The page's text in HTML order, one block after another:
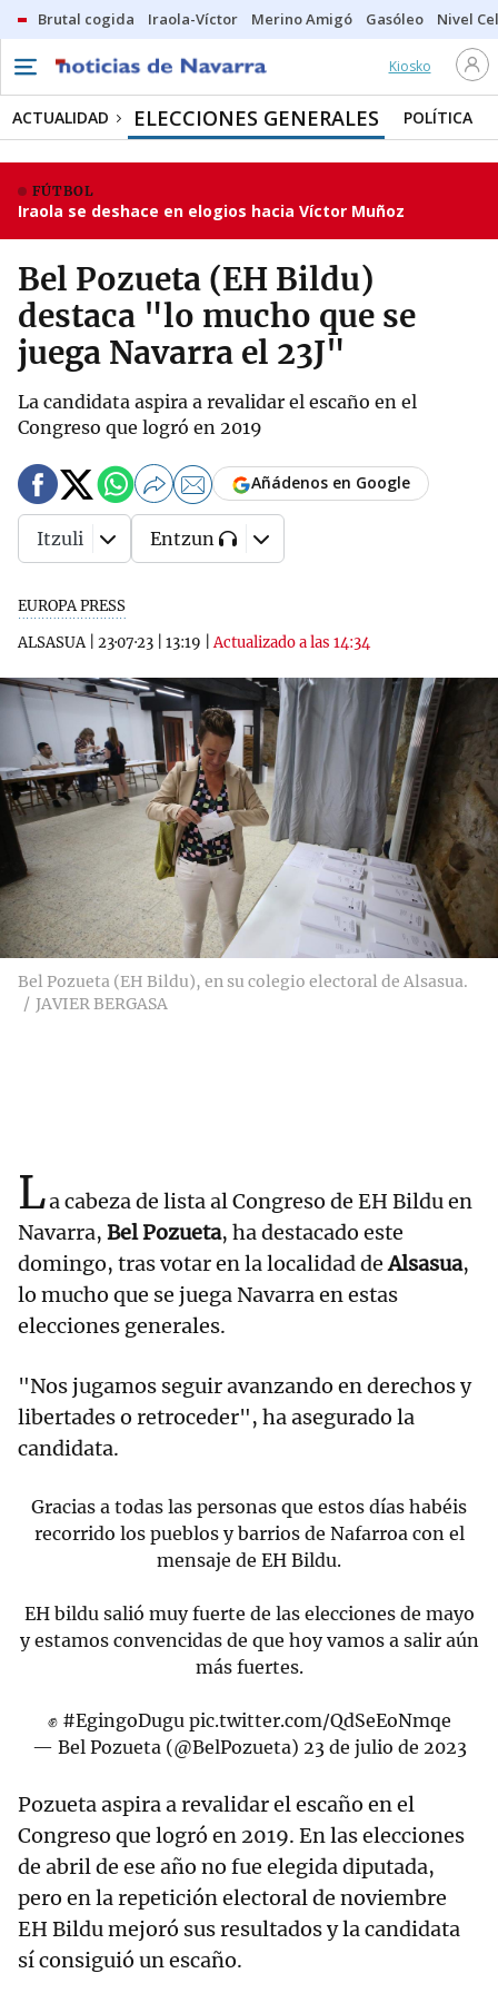
Brutal cogida Iraola-Víctor Merino Amigó Gasóleo Nivel
Kiosko
ACTUALIDAD ELECCIONES GENERALES POLÍTICA
FÚTBOL
Iraola se deshace en elogios hacia Víctor Muñoz
Bel Pozueta (EH Bildu)
destaca "lo mucho que se
juega Navarra el 23J"
La candidata aspira a revalidar el escaño en el
Congreso que logró en 2019
EUROPA PRESS
ALSASUA| 23·07·23 13:19 |Actualizado a las 14:34
Añádenos en Google
Itzuli Entzun
Bel Pozueta (EH Bildu), en su colegio electoral de Alsasua.
JAVIER BERGASA
La cabeza de lista al Congreso de EH Bildu en
Navarra, Bel Pozueta, ha destacado este
domingo, tras votar en la localidad deAlsasua,
lo mucho que se juega Navarra en estas
elecciones generales.
"Nos jugamos seguir avanzando en derechos y
libertades o retroceder", ha asegurado la
candidata.
Gracias a todas las personas que estos días habéis
recorrido los pueblos y barrios de Nafarroa con el
mensaje de EH Bildu.
EH bildu salió muy fuerte de las elecciones de mayo
y estamos convencidas de que hoy vamos a salir aún
más fuertes.
✊ #EgingoDugu pic.twitter.com/QdSeEoNmqe
— Bel Pozueta (@BelPozueta) 23 de julio de 2023
Pozueta aspira a revalidar el escaño en el
Congreso que logró en 2019. En las elecciones
de abril de ese año no fue elegida diputada,
pero en la repetición electoral de noviembre
EH Bildu mejoró sus resultados y la candidata
sí consiguió un escaño.